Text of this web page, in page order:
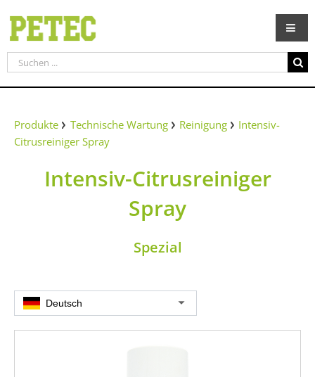
Inhalt
springen
Suche
nach:
Produkte Technische Wartung Reinigung
Intensiv-
Citrusreiniger Spray
Intensiv-Citrusreiniger
Spray
Spezial
Deutsch